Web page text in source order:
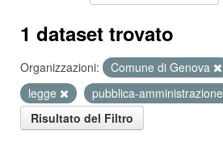
1 dataset trovato
Organizzazioni: Comune di Genova
legge
pubblica-amministrazione
Risultato del Filtro